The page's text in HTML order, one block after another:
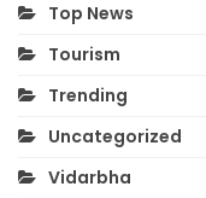
Top News
Tourism
Trending
Uncategorized
Vidarbha